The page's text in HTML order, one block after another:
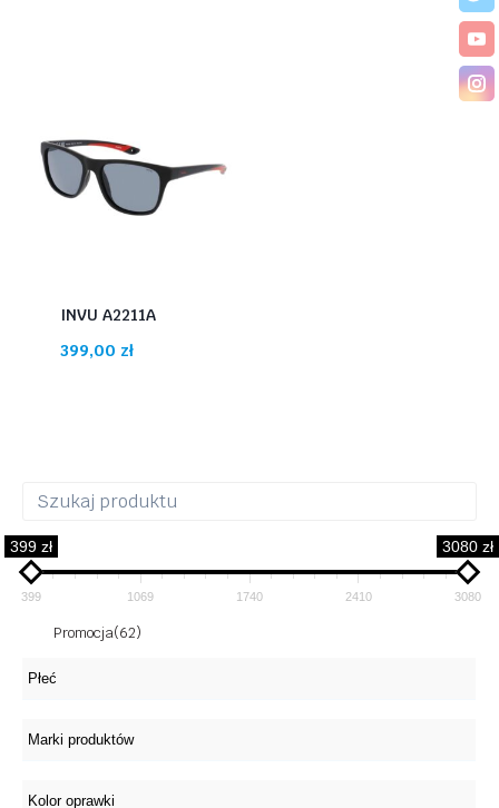
INVU A2211A
399,00 zł
399 zł 3080 zł
399 1069 1740 2410 3080
Promocja(62)